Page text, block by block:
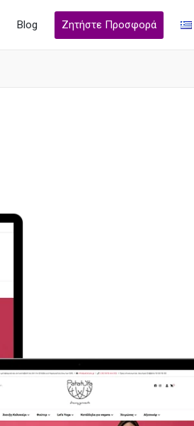
Blog Ζητήστε Προσφορά